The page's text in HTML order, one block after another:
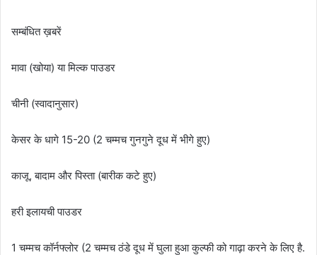
सम्बंधित ख़बरें
मावा (खोया) या मिल्क पाउडर
चीनी (स्वादानुसार)
केसर के धागे 15-20 (2 चम्मच गुनगुने दूध में भीगे हुए)
काजू, बादाम और पिस्ता (बारीक कटे हुए)
हरी इलायची पाउडर
1 चम्मच कॉर्नफ्लोर (2 चम्मच ठंडे दूध में घुला हुआ कुल्फी को गाढ़ा करने के लिए है.